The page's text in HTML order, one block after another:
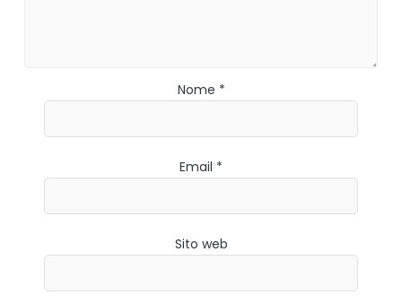
Nome *
Email *
Sito web